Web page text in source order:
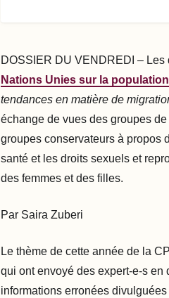
DOSSIER DU VENDREDI – Les
Nations Unies sur la
tendances en matière de
échange de vues des groupes
groupes conservateurs à propos
santé et les droits sexuels et
des femmes et des filles.
Par Saira Zuberi
Le thème de cette année de la
qui ont envoyé des expert-e-s
informations erronées